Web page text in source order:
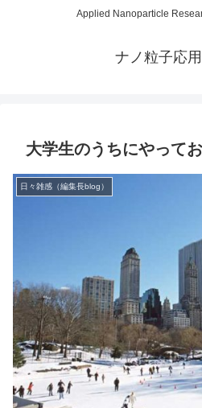
Applied Nanoparticle
ナノ粒子応
大学生のうちにやって
日々雑感（編集長blog）